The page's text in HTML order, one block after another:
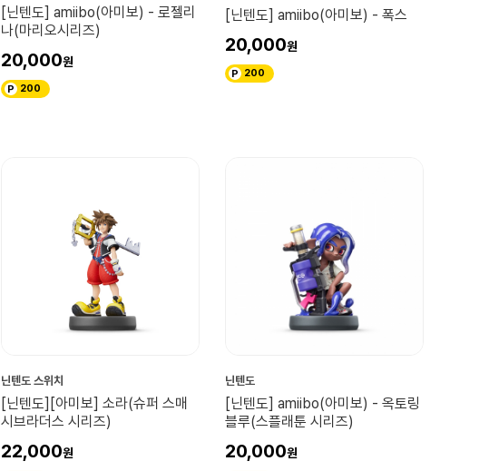
[닌텐도] amiibo(아미보) - 로젤리
나(마리오시리즈)
20,000
200
[닌텐도] amiibo(아미보) - 폭스
20,000
200
닌텐도 스위치
[닌텐도][아미보] 소라(슈퍼 스매
시브라더스 시리즈)
22,000
닌텐도
[닌텐도] amiibo(아미보) - 옥토링
블루(스플래툰 시리즈)
20,000